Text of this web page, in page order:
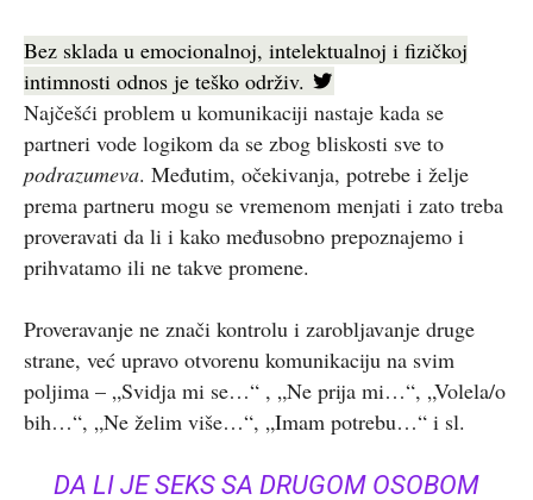
Bez sklada u emocionalnoj, intelektualnoj i fizičkoj
intimnosti odnos je teško održiv.
Najčešći problem u komunikaciji nastaje kada se
partneri vode logikom da se zbog bliskosti sve to
podrazumeva. Međutim, očekivanja, potrebe i želje
prema partneru mogu se vremenom menjati i zato treba
proveravati da li i kako međusobno prepoznajemo i
prihvatamo ili ne takve promene.
Proveravanje ne znači kontrolu i zarobljavanje druge
strane, već upravo otvorenu komunikaciju na svim
poljima – „Svidja mi se…“ , „Ne prija mi…“, „Volela/o
bih…“, „Ne želim više…“, „Imam potrebu…“ i sl.
DA LI JE SEKS SA DRUGOM OSOBOM